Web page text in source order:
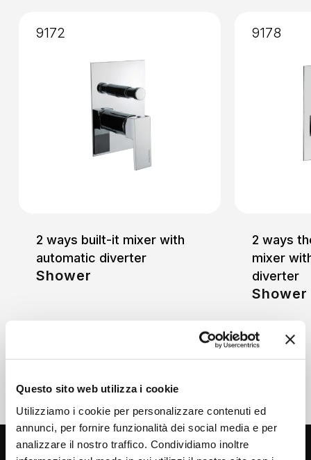
Questo sito web utilizza i cookie
Utilizziamo i cookie per personalizzare contenuti ed
annunci, per fornire funzionalità dei social media e per
analizzare il nostro traffico. Condividiamo inoltre
2 ways built-it mixer with
automatic diverter
Shower
9172
2 ways
mixer
diverter
Shower
9178